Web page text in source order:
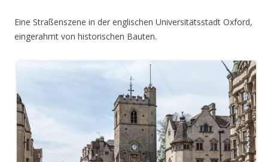
Eine Straßenszene in der englischen Universitätsstadt Oxford,
eingerahmt von historischen Bauten.